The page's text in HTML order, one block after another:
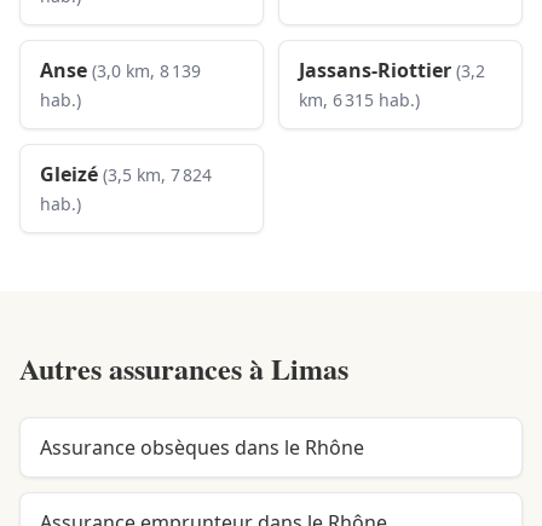
Anse (3,0 km, 8 139
hab.)
Jassans-Riottier (3,2
km, 6 315 hab.)
Gleizé (3,5 km, 7 824
hab.)
Autres assurances àLimas
Assurance obsèques dans le Rhône